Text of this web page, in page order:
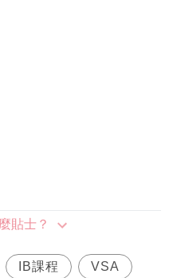
貼士？
IB課程 VSA